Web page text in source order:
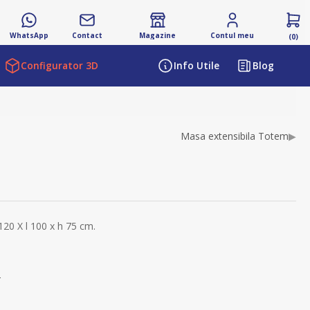
WhatsApp Contact Magazine Contul meu (0)
Configurator 3D Info Utile Blog
Masa extensibila Totem▶
X l 100 x h 75 cm.